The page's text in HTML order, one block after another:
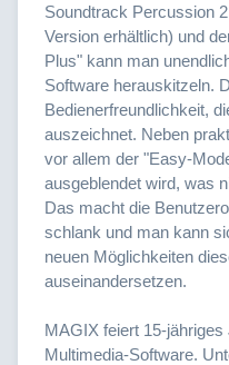
Soundtrack Percussion
Version erhältlich) und
Plus" kann man
Software herauskitzeln.
Bedienerfreundlichkeit,
auszeichnet. Neben
vor allem der "Easy-
ausgeblendet wird, was
Das macht die
schlank und man kann
neuen Möglichkeiten
auseinandersetzen.
MAGIX feiert 15-
Multimedia-Software.